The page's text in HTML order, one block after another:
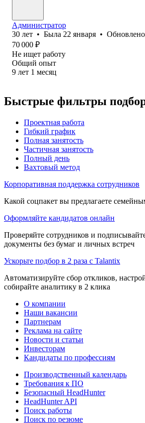
Администратор
30 лет • Была 22 января • Обновлено
70 000 ₽
Не ищет работу
Общий опыт
9 лет 1 месяц
Быстрые фильтры
Проектная работа
Гибкий график
Полная занятость
Частичная занятость
Полный день
Вахтовый метод
Корпоративная поддержка сотрудников
Какой соцпакет вы предлагаете
Оформляйте кандидатов онлайн
Проверяйте сотрудников и
документы без бумаг и личных встреч
Ускорьте подбор в 2 раза с Talantix
Автоматизируйте сбор откликов,
собирайте аналитику в 2 клика
О компании
Наши вакансии
Партнерам
Реклама на сайте
Новости и статьи
Инвесторам
Кандидаты по профессиям
Производственный календарь
Требования к ПО
Безопасный HeadHunter
HeadHunter API
Поиск работы
Поиск по резюме